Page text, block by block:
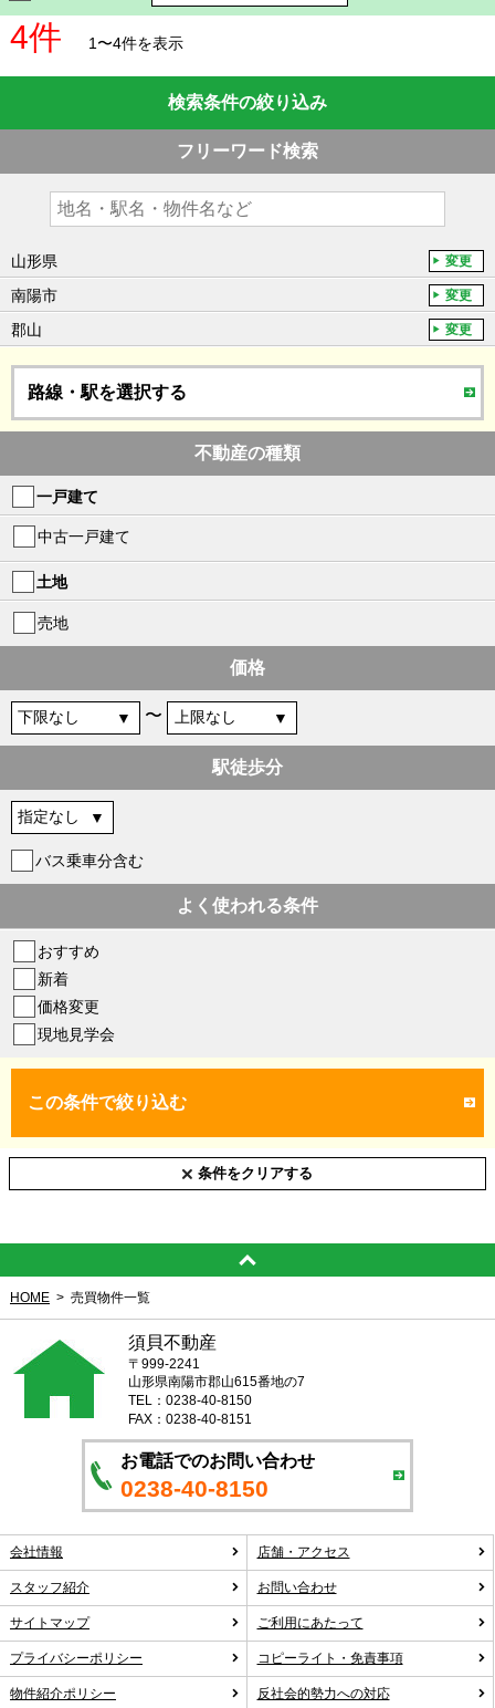
4件 1〜4件を表示
検索条件の絞り込み
フリーワード検索
山形県 変更
南陽市 変更
郡山 変更
路線・駅を選択する
不動産の種類
一戸建て
中古一戸建て
土地
売地
価格
〜
駅徒歩分
バス乗車分含む
よく使われる条件
おすすめ
新着
価格変更
現地見学会
この条件で絞り込む
条件をクリアする
HOME 売買物件一覧
須貝不動産
〒999-2241
山形県南陽市郡山615番地の7
TEL：0238-40-8150
FAX：0238-40-8151
お電話でのお問い合わせ
0238-40-8150
会社情報 店舗・アクセス
スタッフ紹介 お問い合わせ
サイトマップ ご利用にあたって
プライバシーポリシー コピーライト・免責事項
物件紹介ポリシー 反社会的勢力への対応